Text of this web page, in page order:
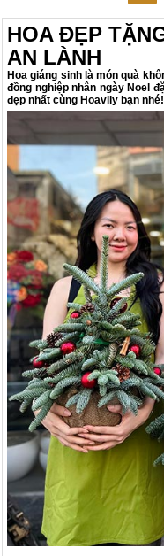
HOA ĐẸP
AN LÀNH
Hoa giáng sinh là món quà
đồng nghiệp nhân ngày Noel
đẹp nhất cùng Hoavily bạn nhé!